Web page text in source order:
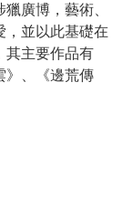
廣博，藝術、
，並以此基礎在
其主要作品有
》、《邊荒傳